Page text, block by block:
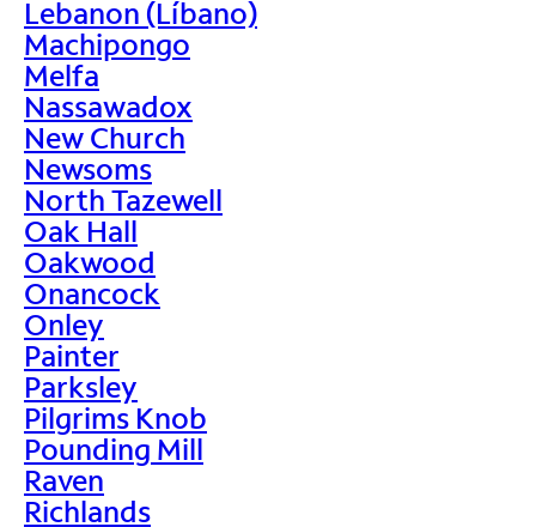
Lebanon (Líbano)
Machipongo
Melfa
Nassawadox
New Church
Newsoms
North Tazewell
Oak Hall
Oakwood
Onancock
Onley
Painter
Parksley
Pilgrims Knob
Pounding Mill
Raven
Richlands